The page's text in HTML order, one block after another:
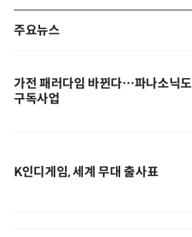
주요뉴스
가전 패러다임 바뀐다…파나소닉도
구독사업
K인디게임, 세계 무대 출사표